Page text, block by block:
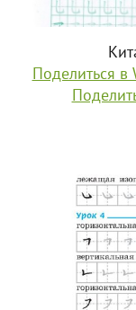
Поделиться в